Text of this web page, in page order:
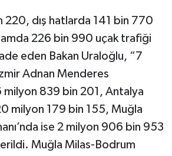
220, dış hatlarda 141 bin 770
226 bin 990 uçak trafiği
eden Bakan Uraloğlu, “7
Adnan Menderes
milyon 839 bin 201, Antalya
milyon 179 bin 155, Muğla
ise 2 milyon 906 bin 953
Muğla Milas-Bodrum